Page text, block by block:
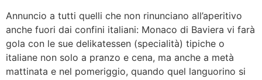
Annuncio a tutti quelli che non rinunciano all’aperitivo
anche fuori dai confini italiani: Monaco di Baviera vi farà
gola con le sue delikatessen (specialità) tipiche o
italiane non solo a pranzo e cena, ma anche a metà
mattinata e nel pomeriggio, quando quel languorino si